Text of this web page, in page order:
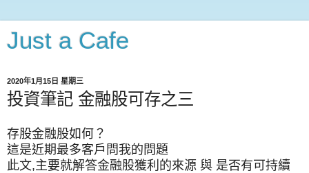
Just a Cafe
2020年1月15日 星期三
投資筆記 金融股可存之三
存股金融股如何？
這是近期最多客戶問我的問題
此文,主要就解答金融股獲利的來源 與 是否有可持續